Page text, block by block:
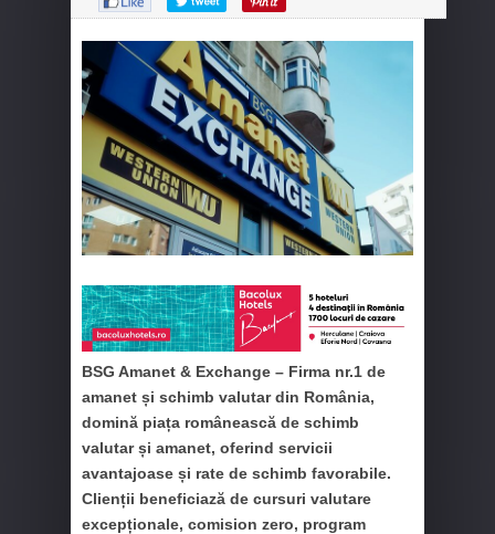
BSG Amanet & Exchange – Firma nr.1 de
amanet și schimb valutar din România,
domină piața românească de schimb
valutar și amanet, oferind servicii
avantajoase și rate de schimb favorabile.
Clienții beneficiază de cursuri valutare
excepționale, comision zero, program